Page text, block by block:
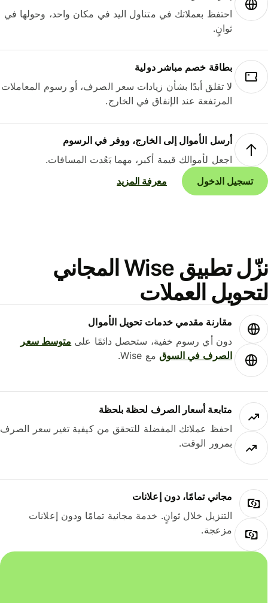
احتفظ بعملاتك في متناول اليد في مكان واحد، وحولها في
ثوانٍ.
بطاقة خصم مباشر دولية
لا تقلق أبدًا بشأن زيادات سعر الصرف، أو رسوم المعاملات
المرتفعة عند الإنفاق في الخارج.
أرسل الأموال إلى الخارج، ووفر في الرسوم
اجعل لأموالك قيمة أكبر، مهما بَعُدت المسافات.
تسجيل الدخول
معرفة المزيد
نزّل تطبيق Wise المجاني
العملات
مقارنة مقدمي خدمات تحويل الأموال
دون أي رسوم خفية، ستحصل دائمًا علىمتوسط ​​سعر
الصرف في السوقمع Wise.
متابعة أسعار الصرف لحظة بلحظة
احفظ عملاتك المفضلة للتحقق من كيفية تغير سعر الصرف
بمرور الوقت.
مجاني تمامًا، دون إعلانات
التنزيل خلال ثوانٍ. خدمة مجانية تمامًا ودون إعلانات
مزعجة.